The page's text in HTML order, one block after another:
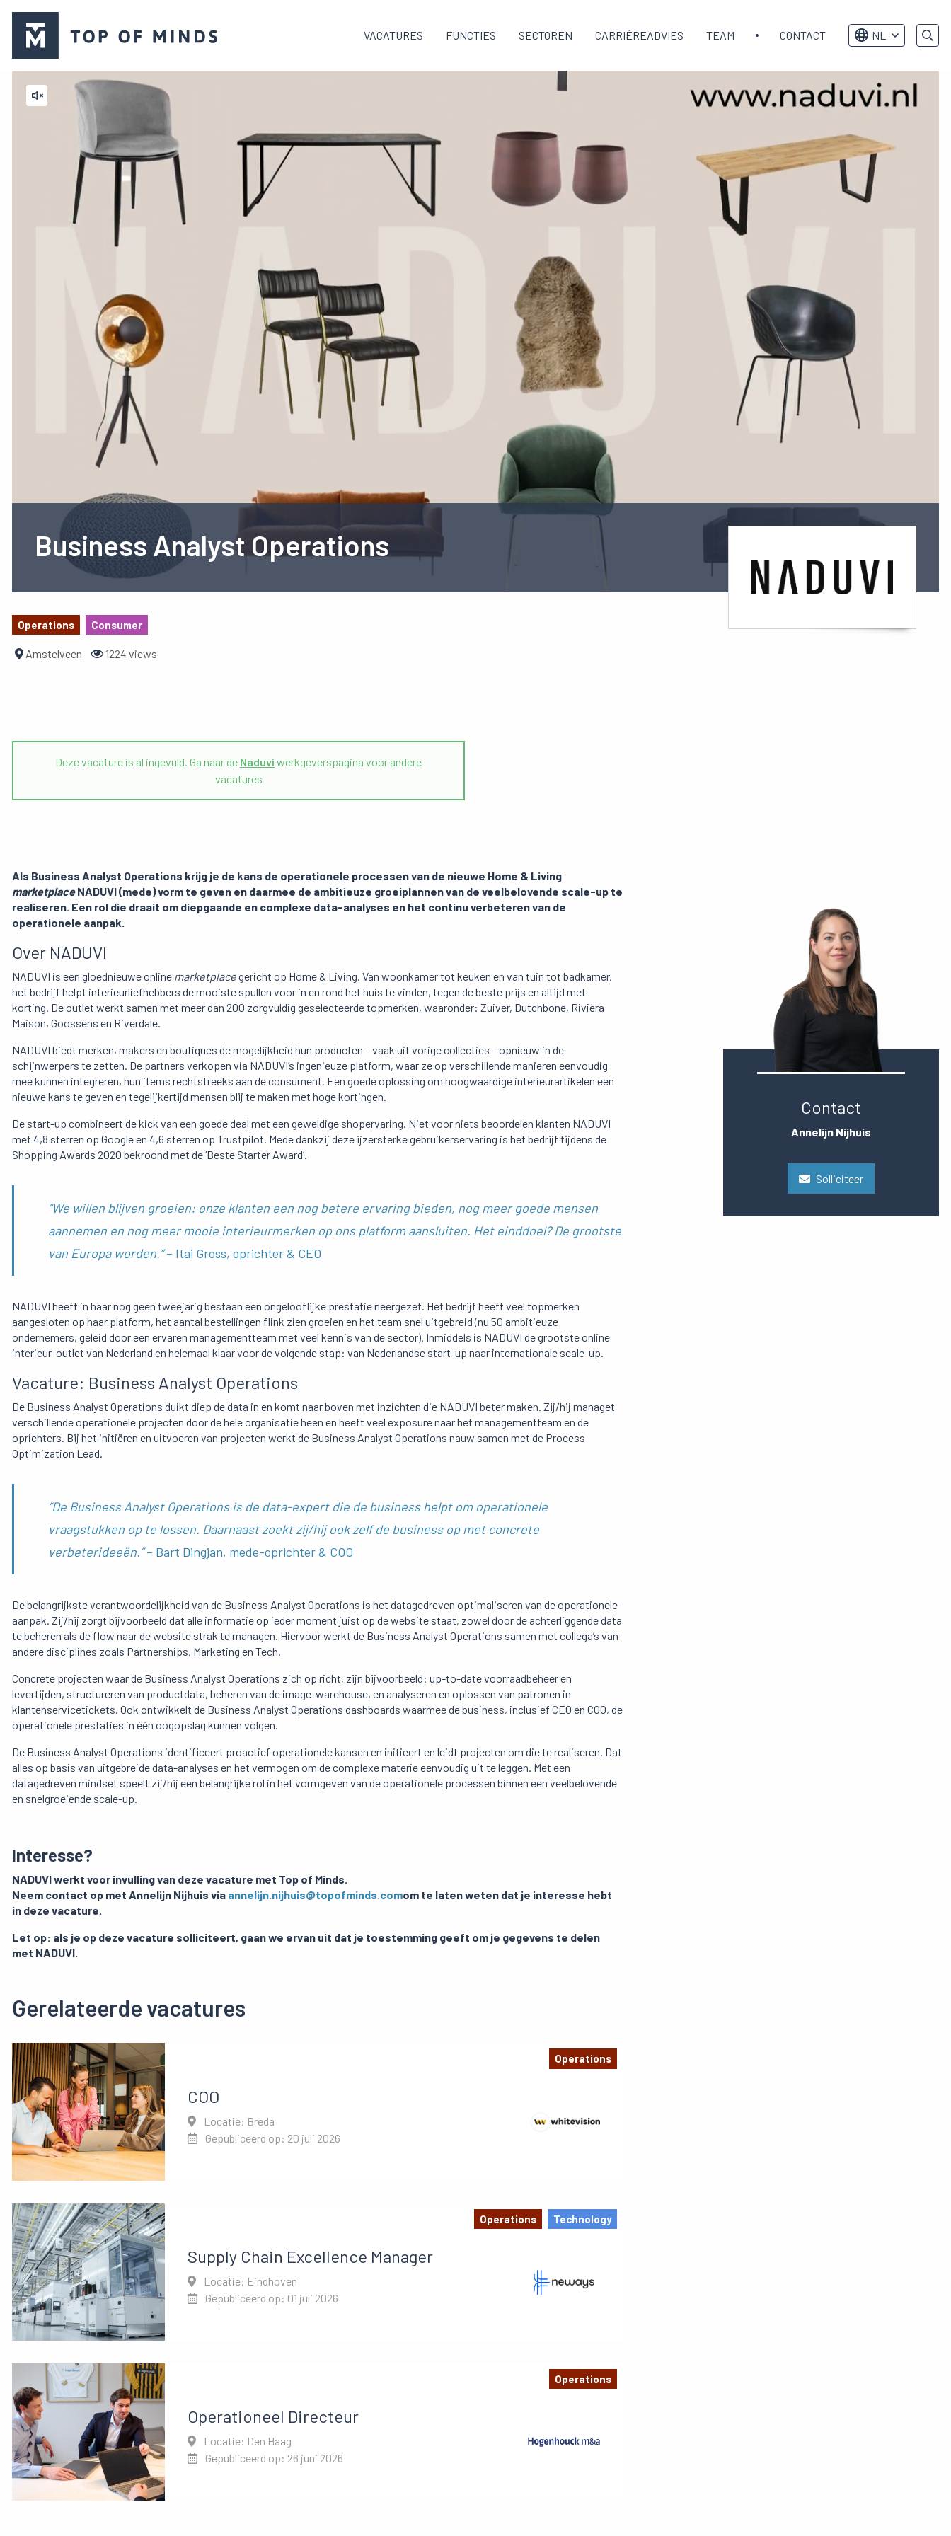
logo
VACATURES FUNCTIES SECTOREN CARRIÈREADVIES TEAM CONTACT NL
Mute
video
Business Analyst Operations
Operations Consumer
Amstelveen 1224 views
Deze vacature is al ingevuld. Ga naar de Naduvi werkgeverspagina voor andere
vacatures
Als Business Analyst Operations krijg je de kans de operationele processen van de nieuwe Home & Living
marketplaceNADUVI (mede) vorm te geven en daarmee de ambitieuze groeiplannen van de veelbelovende scale-up te
realiseren. Een rol die draait om diepgaande en complexe data-analyses en het continu verbeteren van de
operationele aanpak.
Over NADUVI
NADUVI is een gloednieuwe online marketplacegericht op Home & Living. Van woonkamer tot keuken en van tuin tot badkamer,
het bedrijf helpt interieurliefhebbers de mooiste spullen voor in en rond het huis te vinden, tegen de beste prijs en altijd met
korting. De outlet werkt samen met meer dan 200 zorgvuldig geselecteerde topmerken, waaronder: Zuiver, Dutchbone, Rivièra
Maison, Goossens en Riverdale.
NADUVI biedt merken, makers en boutiques de mogelijkheid hun producten – vaak uit vorige collecties – opnieuw in de
schijnwerpers te zetten. De partners verkopen via NADUVI’s ingenieuze platform, waar ze op verschillende manieren eenvoudig
mee kunnen integreren, hun items rechtstreeks aan de consument. Een goede oplossing om hoogwaardige interieurartikelen een
nieuwe kans te geven en tegelijkertijd mensen blij te maken met hoge kortingen.
De start-up combineert de kick van een goede deal met een geweldige shopervaring. Niet voor niets beoordelen klanten NADUVI
met 4,8 sterren op Google en 4,6 sterren op Trustpilot. Mede dankzij deze ijzersterke gebruikerservaring is het bedrijf tijdens de
Shopping Awards 2020 bekroond met de ‘Beste Starter Award’.
“We willen blijven groeien: onze klanten een nog betere ervaring bieden, nog meer goede mensen
aannemen en nog meer mooie interieurmerken op ons platform aansluiten. Het einddoel? De grootste
van Europa worden.”– Itai Gross, oprichter & CEO
NADUVI heeft in haar nog geen tweejarig bestaan een ongelooflijke prestatie neergezet. Het bedrijf heeft veel topmerken
aangesloten op haar platform, het aantal bestellingen flink zien groeien en het team snel uitgebreid (nu 50 ambitieuze
ondernemers, geleid door een ervaren managementteam met veel kennis van de sector). Inmiddels is NADUVI de grootste online
interieur-outlet van Nederland en helemaal klaar voor de volgende stap: van Nederlandse start-up naar internationale scale-up.
Vacature: Business Analyst Operations
De Business Analyst Operations duikt diep de data in en komt naar boven met inzichten die NADUVI beter maken. Zij/hij managet
verschillende operationele projecten door de hele organisatie heen en heeft veel exposure naar het managementteam en de
oprichters. Bij het initiëren en uitvoeren van projecten werkt de Business Analyst Operations nauw samen met de Process
Optimization Lead.
“De Business Analyst Operations is de data-expert die de business helpt om operationele
vraagstukken op te lossen. Daarnaast zoekt zij/hij ook zelf de business op met concrete
verbeterideeën.”– Bart Dingjan, mede-oprichter & COO
De belangrijkste verantwoordelijkheid van de Business Analyst Operations is het datagedreven optimaliseren van de operationele
aanpak. Zij/hij zorgt bijvoorbeeld dat alle informatie op ieder moment juist op de website staat, zowel door de achterliggende data
te beheren als de flow naar de website strak te managen. Hiervoor werkt de Business Analyst Operations samen met collega’s van
andere disciplines zoals Partnerships, Marketing en Tech.
Concrete projecten waar de Business Analyst Operations zich op richt, zijn bijvoorbeeld: up-to-date voorraadbeheer en
levertijden, structureren van productdata, beheren van de image-warehouse, en analyseren en oplossen van patronen in
klantenservicetickets. Ook ontwikkelt de Business Analyst Operations dashboards waarmee de business, inclusief CEO en COO, de
operationele prestaties in één oogopslag kunnen volgen.
De Business Analyst Operations identificeert proactief operationele kansen en initieert en leidt projecten om die te realiseren. Dat
alles op basis van uitgebreide data-analyses en het vermogen om de complexe materie eenvoudig uit te leggen. Met een
datagedreven mindset speelt zij/hij een belangrijke rol in het vormgeven van de operationele processen binnen een veelbelovende
en snelgroeiende scale-up.
Interesse?
NADUVI werkt voor invulling van deze vacature met Top of Minds.
Neem contact op met Annelijn Nijhuis via annelijn.nijhuis@topofminds.comom te laten weten dat je interesse hebt
in deze vacature.
Let op: als je op deze vacature solliciteert, gaan we ervan uit dat je toestemming geeft om je gegevens te delen
met NADUVI.
Gerelateerde vacatures
Operations
COO
Locatie: Breda
Gepubliceerd op: 20 juli 2026
Operations Technology
Supply Chain Excellence Manager
Locatie: Eindhoven
Gepubliceerd op: 01 juli 2026
Operations
Operationeel Directeur
Locatie: Den Haag
Gepubliceerd op: 26 juni 2026
Contact
Annelijn Nijhuis
Solliciteer